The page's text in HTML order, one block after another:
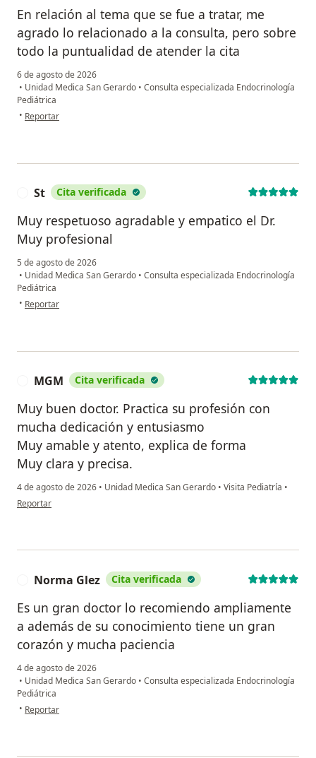
En relación al tema que se fue a tratar, me
agrado lo relacionado a la consulta, pero sobre
todo la puntualidad de atender la cita
6 de agosto de 2026
• Unidad Medica San Gerardo • Consulta especializada Endocrinología
Pediátrica
• en opinión del usuario CS
Reportar
St Cita verificada
Muy respetuoso agradable y empatico el Dr.
Muy profesional
5 de agosto de 2026
• Unidad Medica San Gerardo • Consulta especializada Endocrinología
Pediátrica
• en opinión del usuario St
Reportar
MGM Cita verificada
Muy buen doctor. Practica su profesión con
mucha dedicación y entusiasmo
Muy amable y atento, explica de forma
Muy clara y precisa.
4 de agosto de 2026 • Unidad Medica San Gerardo • Visita Pediatría •
en opinión del usuario MGM
Reportar
Norma Glez Cita verificada
Es un gran doctor lo recomiendo ampliamente
a además de su conocimiento tiene un gran
corazón y mucha paciencia
4 de agosto de 2026
• Unidad Medica San Gerardo • Consulta especializada Endocrinología
Pediátrica
• en opinión del usuario Norma Glez
Reportar